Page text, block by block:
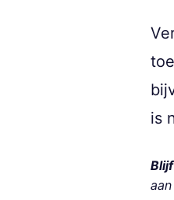
is